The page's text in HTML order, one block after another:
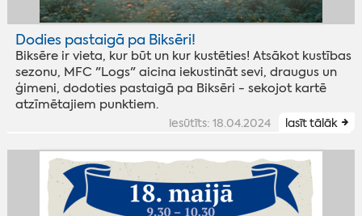
Dodies pastaigā pa Biksēri!
Biksēre ir vieta, kur būt un kur kustēties! Atsākot kustības
sezonu, MFC "Logs" aicina iekustināt sevi, draugus un
ģimeni, dodoties pastaigā pa Biksēri - sekojot kartē
atzīmētajiem punktiem.
iesūtīts: 18.04.2024 lasīt tālāk